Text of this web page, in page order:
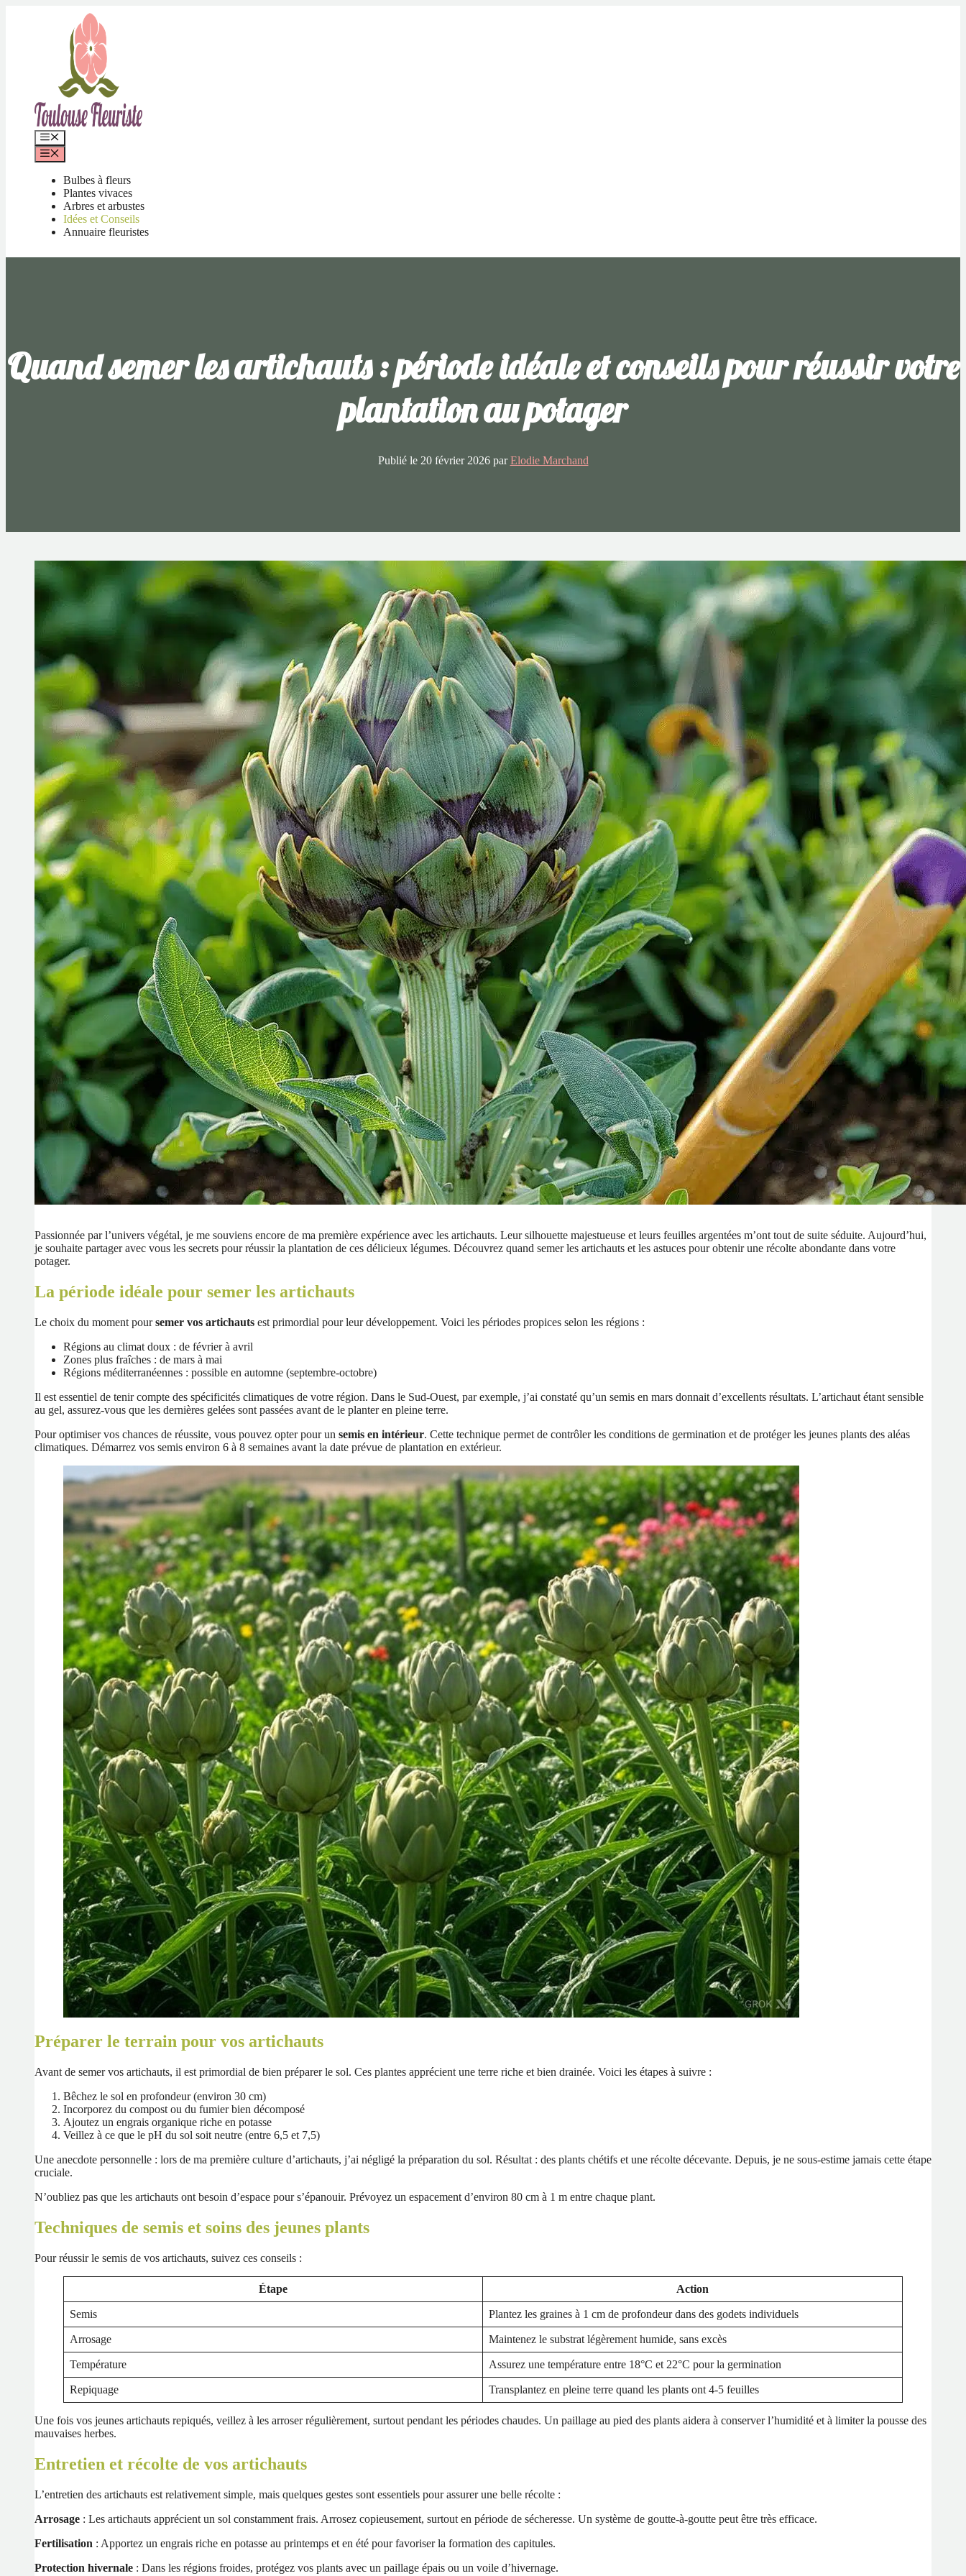
Menu
Menu
Bulbes à fleurs
Plantes vivaces
Arbres et arbustes
Idées et Conseils
Annuaire fleuristes
Quand semer les artichauts : période idéale et conseils pour réussir votre
plantation au potager
Publié le 20 février 2026parElodie Marchand
Passionnée par l’univers végétal, je me souviens encore de ma première expérience avec les artichauts. Leur silhouette majestueuse et leurs feuilles argentées m’ont tout de suite séduite. Aujourd’hui,
je souhaite partager avec vous les secrets pour réussir la plantation de ces délicieux légumes. Découvrez quand semer les artichauts et les astuces pour obtenir une récolte abondante dans votre
potager.
La période idéale pour semer les artichauts
Le choix du moment poursemer vos artichauts est primordial pour leur développement. Voici les périodes propices selon les régions :
Régions au climat doux : de février à avril
Zones plus fraîches : de mars à mai
Régions méditerranéennes : possible en automne (septembre-octobre)
Il est essentiel de tenir compte des spécificités climatiques de votre région. Dans le Sud-Ouest, par exemple, j’ai constaté qu’un semis en mars donnait d’excellents résultats. L’artichaut étant sensible
au gel, assurez-vous que les dernières gelées sont passées avant de le planter en pleine terre.
Pour optimiser vos chances de réussite, vous pouvez opter pour un semis en intérieur. Cette technique permet de contrôler les conditions de germination et de protéger les jeunes plants des aléas
climatiques. Démarrez vos semis environ 6 à 8 semaines avant la date prévue de plantation en extérieur.
Préparer le terrain pour vos artichauts
Avant de semer vos artichauts, il est primordial de bien préparer le sol. Ces plantes apprécient une terre riche et bien drainée. Voici les étapes à suivre :
Bêchez le sol en profondeur (environ 30 cm)
Incorporez du compost ou du fumier bien décomposé
Ajoutez un engrais organique riche en potasse
Veillez à ce que le pH du sol soit neutre (entre 6,5 et 7,5)
Une anecdote personnelle : lors de ma première culture d’artichauts, j’ai négligé la préparation du sol. Résultat : des plants chétifs et une récolte décevante. Depuis, je ne sous-estime jamais cette étape
cruciale.
N’oubliez pas que les artichauts ont besoin d’espace pour s’épanouir. Prévoyez un espacement d’environ 80 cm à 1 m entre chaque plant.
Techniques de semis et soins des jeunes plants
Pour réussir le semis de vos artichauts, suivez ces conseils :
Étape Action
Semis Plantez les graines à 1 cm de profondeur dans des godets individuels
Arrosage Maintenez le substrat légèrement humide, sans excès
Température Assurez une température entre 18°C et 22°C pour la germination
Repiquage Transplantez en pleine terre quand les plants ont 4-5 feuilles
Une fois vos jeunes artichauts repiqués, veillez à les arroser régulièrement, surtout pendant les périodes chaudes. Un paillage au pied des plants aidera à conserver l’humidité et à limiter la pousse des
mauvaises herbes.
Entretien et récolte de vos artichauts
L’entretien des artichauts est relativement simple, mais quelques gestes sont essentiels pour assurer une belle récolte :
Arrosage : Les artichauts apprécient un sol constamment frais. Arrosez copieusement, surtout en période de sécheresse. Un système de goutte-à-goutte peut être très efficace.
Fertilisation : Apportez un engrais riche en potasse au printemps et en été pour favoriser la formation des capitules.
Protection hivernale : Dans les régions froides, protégez vos plants avec un paillage épais ou un voile d’hivernage.